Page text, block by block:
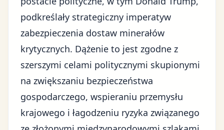
podkreślały strategiczny imperatyw
zabezpieczenia dostaw minerałów
krytycznych. Dążenie to jest zgodne z
szerszymi celami politycznymi skupionymi
na zwiększaniu bezpieczeństwa
gospodarczego, wspieraniu przemysłu
krajowego i łagodzeniu ryzyka związanego